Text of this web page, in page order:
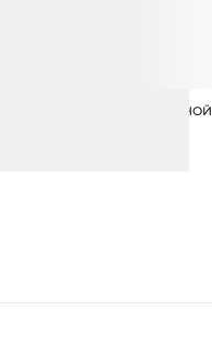
БОТИЛЬОНЫ ИЗ НАТУРАЛЬНОЙ